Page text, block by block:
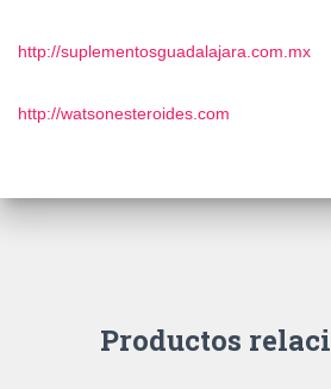
http://suplementosguadalajara.com.mx
http://watsonesteroides.com
Productos